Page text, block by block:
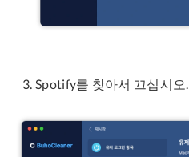
Spotify를 찾아서 끄십시오.